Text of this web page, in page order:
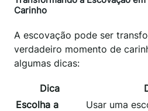
Carinho
A escovação pode ser
verdadeiro momento de
algumas dicas:
Dica
Escolha a
Usar uma